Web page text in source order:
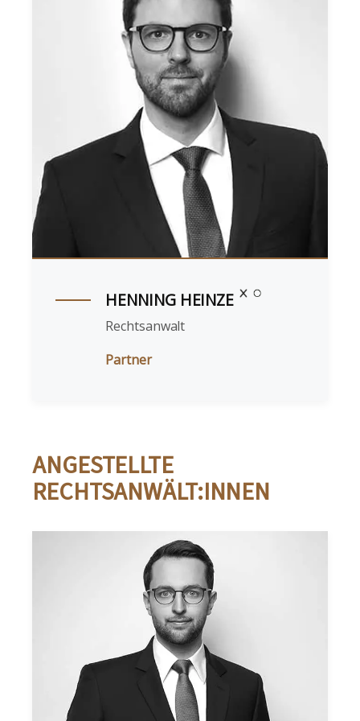
HENNING HEINZE
Rechtsanwalt
Partner
ANGESTELLTE
RECHTSANWÄLT:INNEN